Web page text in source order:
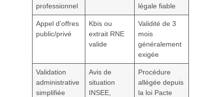
professionnel
légale fiable
Appel d’offres
public/privé
Kbis ou
extrait RNE
valide
Validité de 3
mois
généralement
exigée
Validation
administrative
simplifiée
Avis de
situation
INSEE,
Procédure
allégée depuis
la loi Pacte